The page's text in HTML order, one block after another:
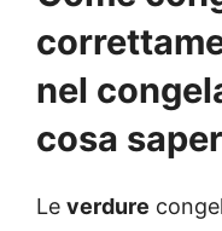
nel
cosa
Le verdure